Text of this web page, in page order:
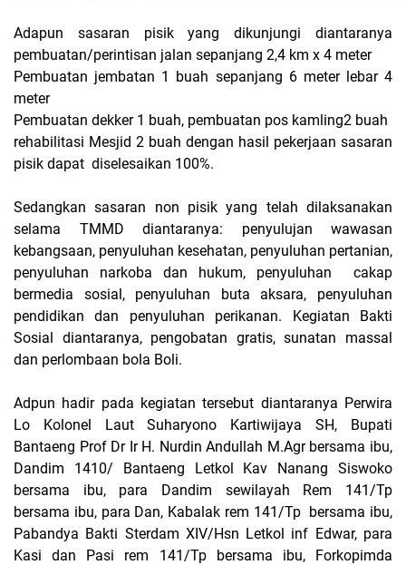
Adapun sasaran pisik yang dikunjungi diantaranya
pembuatan/perintisan jalan sepanjang 2,4 km x 4 meter
Pembuatan jembatan 1 buah sepanjang 6 meter lebar 4
meter
Pembuatan dekker 1 buah, pembuatan pos kamling2 buah
rehabilitasi Mesjid 2 buah dengan hasil pekerjaan sasaran
pisik dapat diselesaikan 100%.
Sedangkan sasaran non pisik yang telah dilaksanakan
selama TMMD diantaranya: penyulujan wawasan
kebangsaan, penyuluhan kesehatan, penyuluhan pertanian,
penyuluhan narkoba dan hukum, penyuluhan cakap
bermedia sosial, penyuluhan buta aksara, penyuluhan
pendidikan dan penyuluhan perikanan. Kegiatan Bakti
Sosial diantaranya, pengobatan gratis, sunatan massal
dan perlombaan bola Boli.
Adpun hadir pada kegiatan tersebut diantaranya Perwira
Lo Kolonel Laut Suharyono Kartiwijaya SH, Bupati
Bantaeng Prof Dr Ir H. Nurdin Andullah M.Agr bersama ibu,
Dandim 1410/ Bantaeng Letkol Kav Nanang Siswoko
bersama ibu, para Dandim sewilayah Rem 141/Tp
bersama ibu, para Dan, Kabalak rem 141/Tp bersama ibu,
Pabandya Bakti Sterdam XIV/Hsn Letkol inf Edwar, para
Kasi dan Pasi rem 141/Tp bersama ibu, Forkopimda